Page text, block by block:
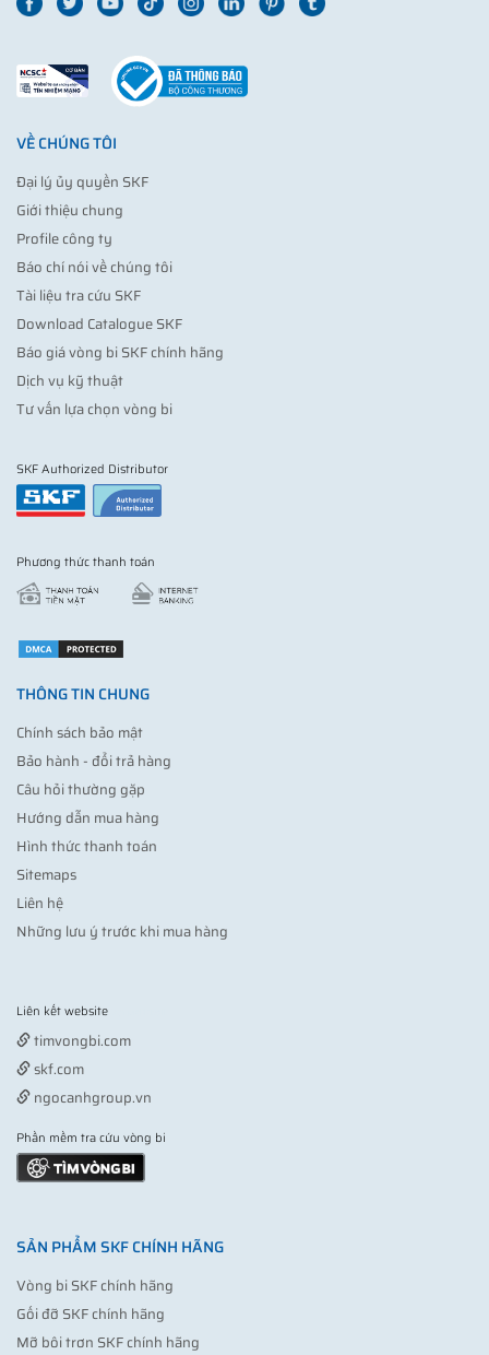
VỀ CHÚNG TÔI
Đại lý ủy quyền SKF
Giới thiệu chung
Profile công ty
Báo chí nói về chúng tôi
Tài liệu tra cứu SKF
Download Catalogue SKF
Báo giá vòng bi SKF chính hãng
Dịch vụ kỹ thuật
Tư vấn lựa chọn vòng bi
SKF Authorized Distributor
Phương thức thanh toán
THÔNG TIN CHUNG
Chính sách bảo mật
Bảo hành - đổi trả hàng
Câu hỏi thường gặp
Hướng dẫn mua hàng
Hình thức thanh toán
Sitemaps
Liên hệ
Những lưu ý trước khi mua hàng
Liên kết website
timvongbi.com
skf.com
ngocanhgroup.vn
Phần mềm tra cứu vòng bi
SẢN PHẨM SKF CHÍNH HÃNG
Vòng bi SKF chính hãng
Gối đỡ SKF chính hãng
Mỡ bôi trơn SKF chính hãng